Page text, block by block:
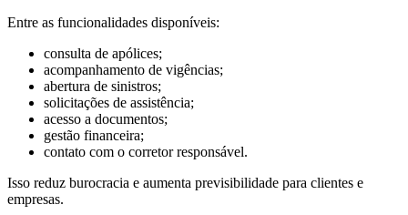
Entre as funcionalidades disponíveis:
consulta de apólices;
acompanhamento de vigências;
abertura de sinistros;
solicitações de assistência;
acesso a documentos;
gestão financeira;
contato com o corretor responsável.
Isso reduz burocracia e aumenta previsibilidade para clientes e
empresas.